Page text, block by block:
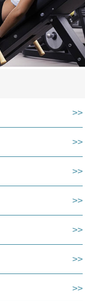
>>
>>
>>
>>
>>
>>
>>